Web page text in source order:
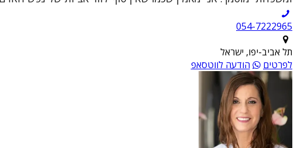
054-7222965
תל אביב-יפו, ישראל
לפרטים
הודעה לווטסאפ